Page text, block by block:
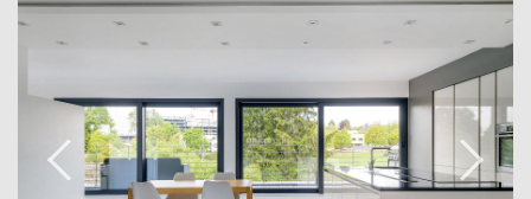
A l'ouverture de la porte d'entrée, vous
découvrirez un beau hall desservant le rez-
de-chaussée de l'appartement, l'espace nuit
se situe à ce niveau. Il se compose de deux
chambres à coucher aux tailles généreuses,
d'un dressing et d'une salle de bain.